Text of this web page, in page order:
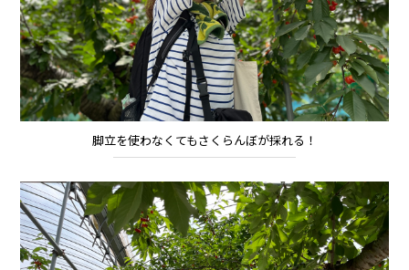
脚立を使わなくてもさくらんぼが採れる！